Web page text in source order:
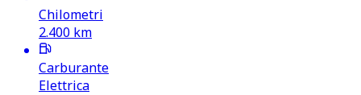
Chilometri
2.400 km
Carburante
Elettrica